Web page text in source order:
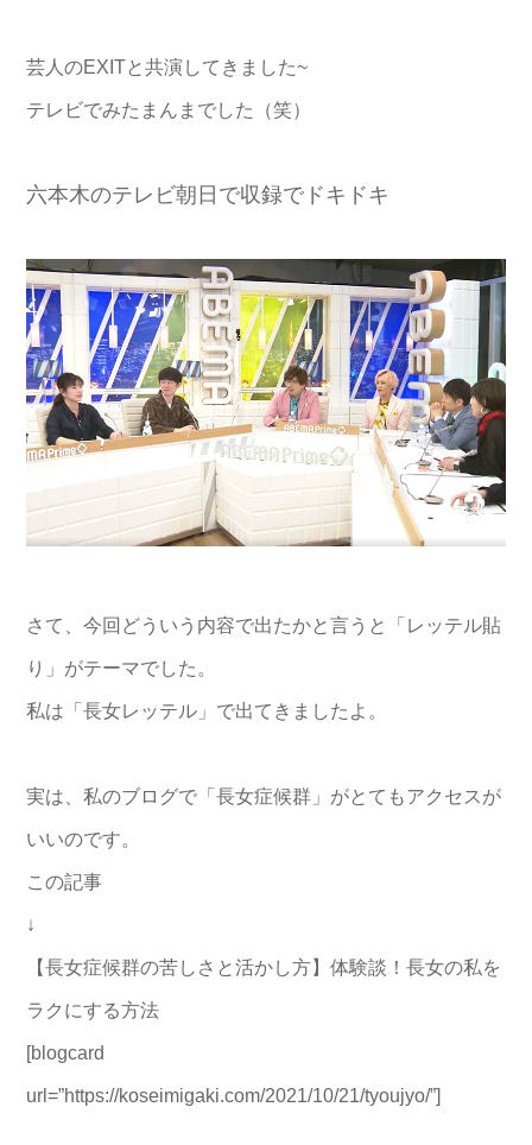
芸人のEXITと共演してきました~
テレビでみたまんまでした（笑）
六本木のテレビ朝日で収録でドキドキ
さて、今回どういう内容で出たかと言うと「レッテル貼
り」がテーマでした。
私は「長女レッテル」で出てきましたよ。
実は、私のブログで「長女症候群」がとてもアクセスが
いいのです。
この記事
↓
【長女症候群の苦しさと活かし方】体験談！長女の私を
ラクにする方法
[blogcard
url=”https://koseimigaki.com/2021/10/21/tyoujyo/”]